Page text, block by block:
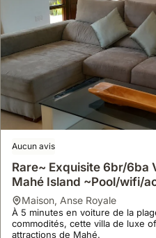
Aucun avis
Rare~ Exquisite 6br/6ba
Mahé Island ~Pool/wifi/
maison, Anse Royale
À 5 minutes en voiture de la
commodités, cette villa de luxe
attractions de Mahé.